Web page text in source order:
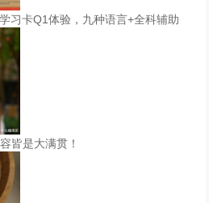
习卡Q1体验，九种语言+全科辅助
皆是大满贯！